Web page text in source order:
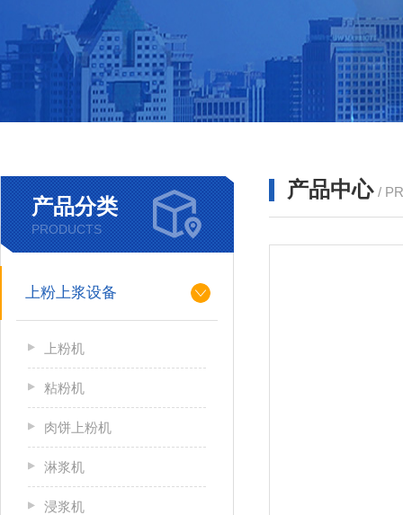
产品分类
PRODUCTS
上粉上浆设备
上粉机
粘粉机
肉饼上粉机
淋浆机
浸浆机
产品中心 /